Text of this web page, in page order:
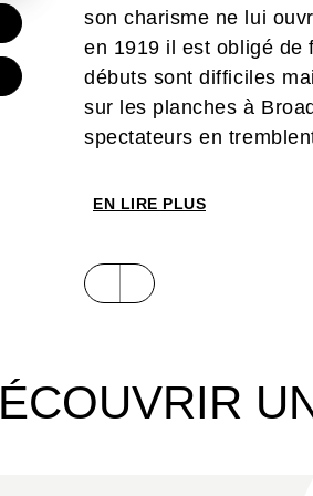
son charisme ne lui
en 1919 il est obligé de
débuts sont difficiles
sur les planches à
spectateurs en
créature… Frankenstein
comme le plus mauvais
du cinéma d’horreur.
EN LIRE PLUS